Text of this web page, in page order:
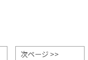
次ページ >>